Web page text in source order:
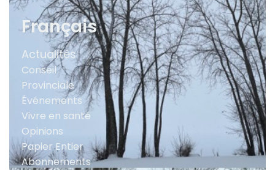
Français
Actualités
Conseil
Provinciale
Événements
Vivre en santé
Opinions
Papier Entier
Abonnements